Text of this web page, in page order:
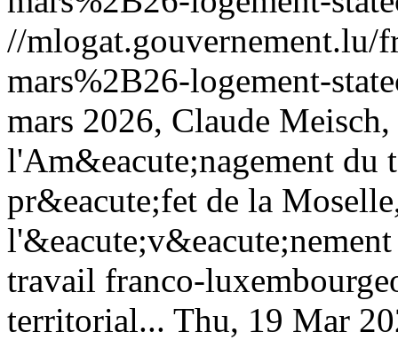
//mlogat.gouvernement.lu/
mars%2B26-logement-
mars 2026, Claude
l'Am&eacute;nagement du
pr&eacute;fet de la
travail franco-
territorial... Thu, 19 Mar